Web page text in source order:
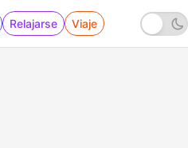
Relajarse Viaje